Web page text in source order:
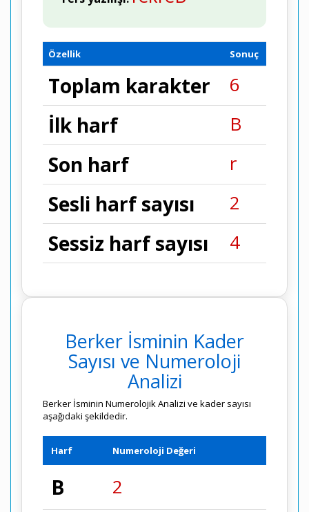
Özellik Sonuç
Toplam karakter 6
İlk harf B
Son harf r
Sesli harf sayısı 2
Sessiz harf sayısı 4
Berker İsminin Kader
Sayısı ve Numeroloji
Analizi
Berker İsminin Numerolojik Analizi ve kader sayısı
aşağıdaki şekildedir.
Harf Numeroloji Değeri
B 2